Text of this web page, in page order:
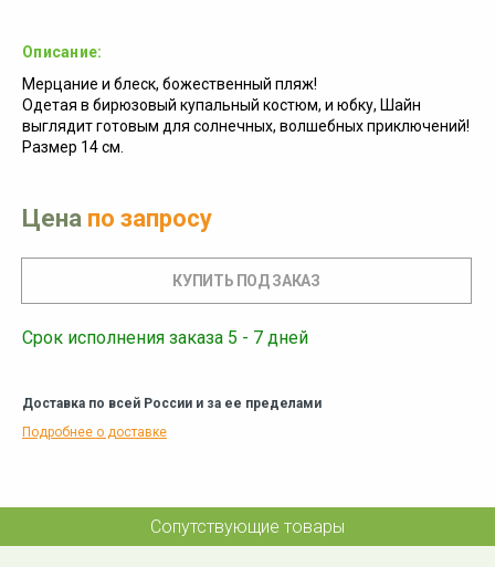
Описание:
Мерцание и блеск, божественный пляж!
Одетая в бирюзовый купальный костюм, и юбку, Шайн
выглядит готовым для солнечных, волшебных приключений!
Размер 14 см.
Цена по запросу
Срок исполнения заказа 5 - 7 дней
Доставка по всей России и за ее пределами
Подробнее о доставке
Сопутствующие товары